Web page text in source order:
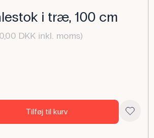
i træ, 100 cm
DKK inkl. moms)
Tilføj til kurv